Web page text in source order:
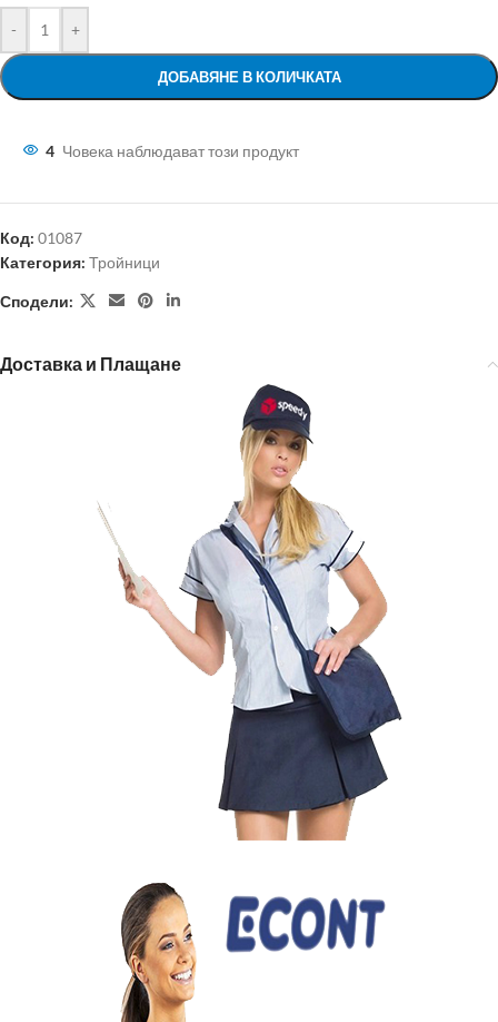
- +
ДОБАВЯНЕ В КОЛИЧКАТА
4 Човека наблюдават този продукт
Код: 01087
Категория: Тройници
Сподели:
Доставка и Плащане